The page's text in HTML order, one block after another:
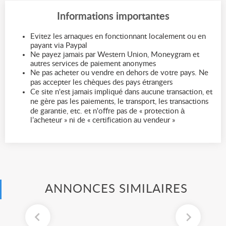
Informations importantes
Evitez les arnaques en fonctionnant localement ou en
payant via Paypal
Ne payez jamais par Western Union, Moneygram et
autres services de paiement anonymes
Ne pas acheter ou vendre en dehors de votre pays. Ne
pas accepter les chèques des pays étrangers
Ce site n'est jamais impliqué dans aucune transaction, et
ne gère pas les paiements, le transport, les transactions
de garantie, etc. et n'offre pas de « protection à
l’acheteur » ni de « certification au vendeur »
ANNONCES SIMILAIRES